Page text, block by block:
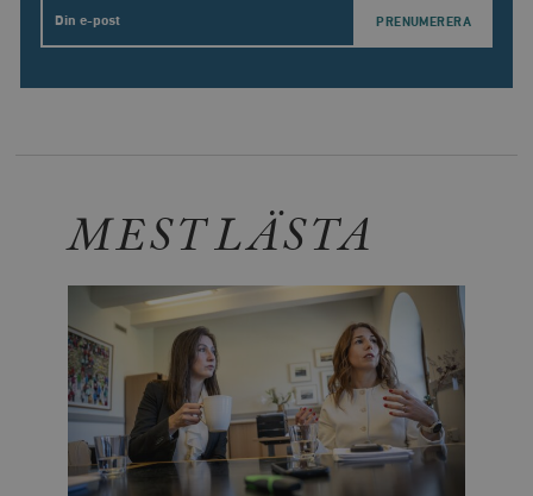
Email
MEST LÄSTA